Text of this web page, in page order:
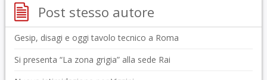
Post stesso autore
Gesip, disagi e oggi tavolo tecnico a Roma
Si presenta “La zona grigia” alla sede Rai